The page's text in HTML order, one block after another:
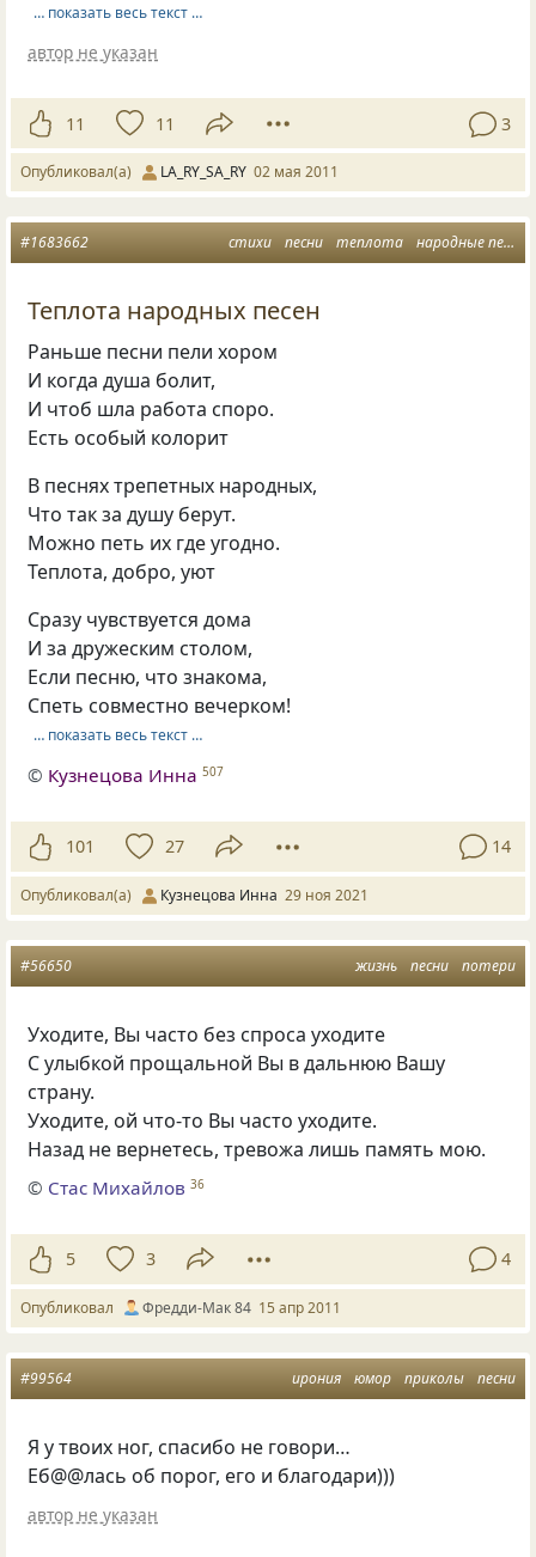
… показать весь текст …
автор не указан
11 11 3
Опубликовал(а) LA_RY_SA_RY 02 мая 2011
стихи песни теплота народные песни
#1683662
Теплота народных песен
Раньше песни пели хором
И когда душа болит,
И чтоб шла работа споро.
Есть особый колорит
В песнях трепетных народных,
Что так за душу берут.
Можно петь их где угодно.
Теплота, добро, уют
Сразу чувствуется дома
И за дружеским столом,
Если песню, что знакома,
Спеть совместно вечерком!
… показать весь текст …
© Кузнецова Инна 507
101 27 14
Опубликовал(а) Кузнецова Инна 29 ноя 2021
жизнь песни потери
#56650
Уходите, Вы часто без спроса уходите
С улыбкой прощальной Вы в дальнюю Вашу
страну.
Уходите, ой что-то Вы часто уходите.
Назад не вернетесь, тревожа лишь память мою.
© Стас Михайлов 36
5 3 4
Опубликовал Фредди-Мак 84 15 апр 2011
ирония юмор приколы песни
#99564
Я у твоих ног, спасибо не говори…
Еб@@лась об порог, его и благодари)))
автор не указан